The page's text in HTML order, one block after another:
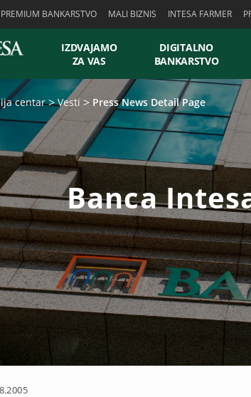
BANKARSTVO MALI BIZNIS INTESA FARMER
IZDVAJAMO
ZA VAS
DIGITALNO
BANKARSTVO
centar Vesti Press News Detail Page
Banca